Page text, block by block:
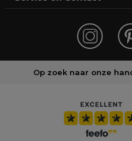
Op zoek naar onze